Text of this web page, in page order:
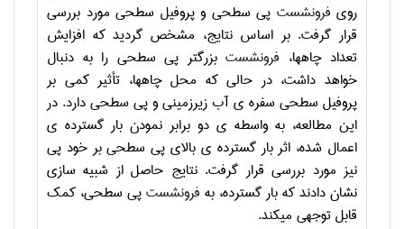
روی فرونشست پی سطحی و پروفیل سطحی مورد بررسی
قرار گرفت. بر اساس نتایج، مشخص گردید که افزایش
تعداد چاهها، فرونشست بزرگتر پی سطحی را به دنبال
خواهد داشت، در حالی که محل چاهها، تأثیر کمی بر
پروفیل سطحی سفره ­ی آب زیرزمینی و پی سطحی دارد. در
این مطالعه، به واسطه­ ی دو برابر نمودن بار گسترده­ ی
اعمال شده، اثر بار گسترده­ ی بالای پی سطحی بر خود پی
نیز مورد بررسی قرار گرفت. نتایج حاصل از شبیه سازی
نشان دادند که بار گسترده، به فرونشستپی سطحی، کمک
قابل توجهی می­کند.